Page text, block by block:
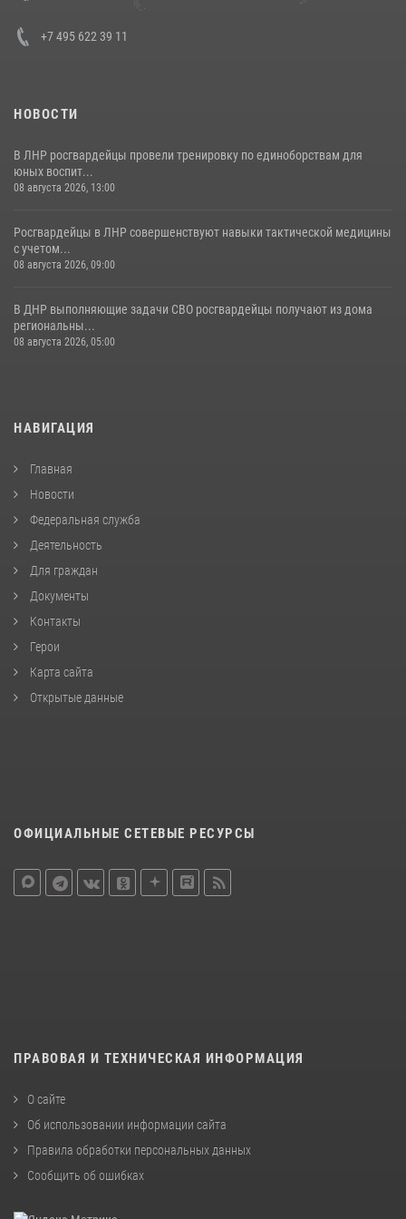
+7 495 622 39 11
НОВОСТИ
В ЛНР росгвардейцы провели тренировку по единоборствам для
юных воспит...
08 августа 2026, 13:00
Росгвардейцы в ЛНР совершенствуют навыки тактической медицины
с учетом...
08 августа 2026, 09:00
В ДНР выполняющие задачи СВО росгвардейцы получают из дома
региональны...
08 августа 2026, 05:00
НАВИГАЦИЯ
Главная
Новости
Федеральная служба
Деятельность
Для граждан
Документы
Контакты
Герои
Карта сайта
Открытые данные
ОФИЦИАЛЬНЫЕ СЕТЕВЫЕ РЕСУРСЫ
ПРАВОВАЯ И ТЕХНИЧЕСКАЯ ИНФОРМАЦИЯ
О сайте
Об использовании информации сайта
Правила обработки персональных данных
Сообщить об ошибках